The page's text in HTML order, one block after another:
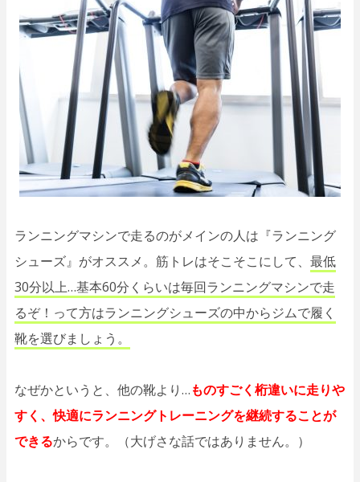
ランニングマシンで走るのがメインの人は『ランニング
シューズ』がオススメ。筋トレはそこそこにして、 最低
30分以上…基本60分くらいは毎回ランニングマシンで走
るぞ！って方はランニングシューズの中からジムで履く
靴を選びましょう。
なぜかというと、他の靴より…ものすごく桁違いに走りや
すく、快適にランニングトレーニングを継続することが
できるからです。（大げさな話ではありません。）